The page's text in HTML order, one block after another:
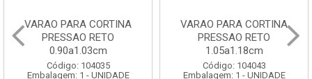
VARAO PARA CORTINA
PRESSAO RETO
0.90a1.03cm
Código: 104035
Embalagem: 1 - UNIDADE
VARAO PARA CORTINA
PRESSAO RETO
1.05a1.18cm
Código: 104043
Embalagem: 1 - UNIDADE